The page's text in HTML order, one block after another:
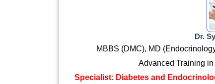
Dr.
MBBS (DMC), MD
Advanced Training
Specialist: Diabetes and